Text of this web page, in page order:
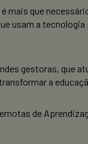
mais que
usam a
gestoras, que
a
de